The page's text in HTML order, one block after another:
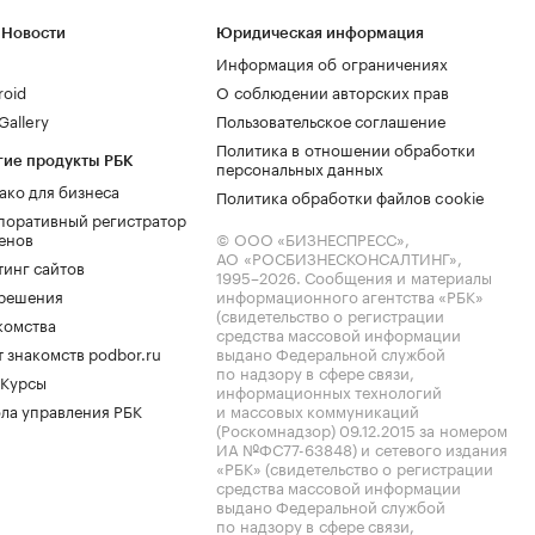
продукты РБК
для бизнеса
регистратор
сайтов
знакомств podbor.ru
управления РБК
Юридическая информация
Информация об ограничениях
О соблюдении авторских прав
Пользовательское соглашение
Политика в отношении обработки
персональных данных
Политика обработки файлов cookie
© ООО «БИЗНЕСПРЕСС»,
АО «РОСБИЗНЕСКОНСАЛТИНГ»,
1995–2026. Сообщения и материалы
информационного агентства «РБК»
(свидетельство о регистрации
средства массовой информации
выдано Федеральной службой
по надзору в сфере связи,
информационных технологий
и массовых коммуникаций
(Роскомнадзор) 09.12.2015 за номером
ИА №ФС77-63848) и сетевого издания
«РБК» (свидетельство о регистрации
средства массовой информации
выдано Федеральной службой
по надзору в сфере связи,